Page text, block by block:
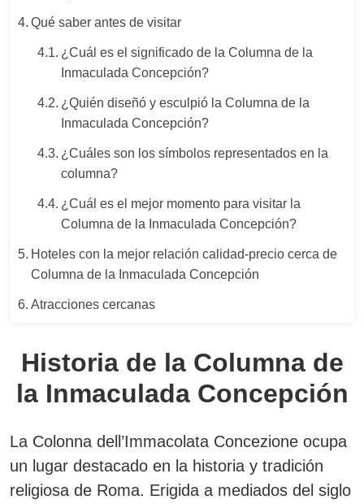
Qué saber antes de visitar
¿Cuál es el significado de la Columna de la
Inmaculada Concepción?
¿Quién diseñó y esculpió la Columna de la
Inmaculada Concepción?
¿Cuáles son los símbolos representados en la
columna?
¿Cuál es el mejor momento para visitar la
Columna de la Inmaculada Concepción?
Hoteles con la mejor relación calidad‑precio cerca de
Columna de la Inmaculada Concepción
Atracciones cercanas
Historia de la Columna de
la Inmaculada Concepción
La Colonna dell’Immacolata Concezione ocupa
un lugar destacado en la historia y tradición
religiosa de Roma. Erigida a mediados del siglo